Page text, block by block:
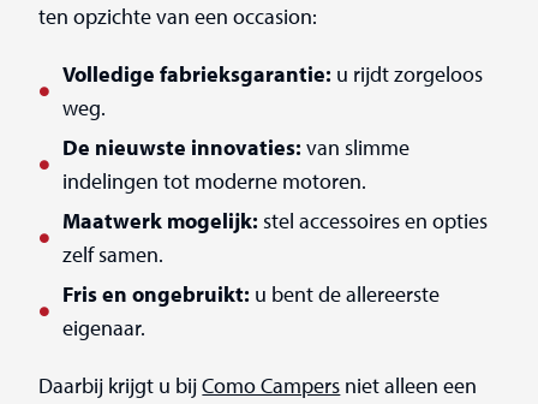
ten opzichte van een occasion:
Volledige fabrieksgarantie: u rijdt zorgeloos
weg.
De nieuwste innovaties: van slimme
indelingen tot moderne motoren.
Maatwerk mogelijk: stel accessoires en opties
zelf samen.
Fris en ongebruikt: u bent de allereerste
eigenaar.
Daarbij krijgt u bijComo Campers niet alleen een